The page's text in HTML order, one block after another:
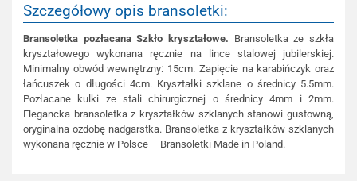
Szczegółowy opis bransoletki:
Bransoletka pozłacana Szkło kryształowe. Bransoletka ze szkła
kryształowego wykonana ręcznie na lince stalowej jubilerskiej.
Minimalny obwód wewnętrzny: 15cm. Zapięcie na karabińczyk oraz
łańcuszek o długości 4cm. Kryształki szklane o średnicy 5.5mm.
Pozłacane kulki ze stali chirurgicznej o średnicy 4mm i 2mm.
Elegancka bransoletka z kryształków szklanych stanowi gustowną,
oryginalna ozdobę nadgarstka. Bransoletka z kryształków szklanych
wykonana ręcznie w Polsce – Bransoletki Made in Poland.